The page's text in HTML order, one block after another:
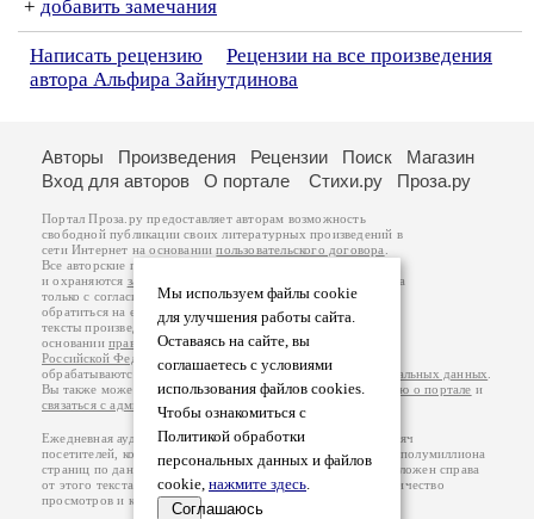
+ добавить замечания
Написать рецензию
Рецензии на все произведения
автора Альфира Зайнутдинова
Мы используем файлы cookie
для улучшения работы сайта.
Оставаясь на сайте, вы
соглашаетесь с условиями
использования файлов cookies.
Чтобы ознакомиться с
Политикой обработки
персональных данных и файлов
cookie, нажмите здесь.
Соглашаюсь
Авторы Произведения Рецензии Поиск
Магазин
Вход для авторов
О портале Стихи.ру Проза.ру
Портал Проза.ру предоставляет авторам возможность
свободной публикации своих литературных произведений в
сети Интернет на основаниипользовательского договора
Все авторские права на произведения принадлежат авторам
и охраняются законом
. Перепечатка произведений возможна
только с согласия его автора, к которому вы можете
обратиться на его авторской странице. Ответственность за
тексты произведений авторы несут самостоятельно на
основанииправил публикацииизаконодательства
Российской Федерации
обрабатываются на основанииПолитики обработки персональных данных
Вы также можете посмотреть более подробнуюинформацию о портале и
связаться с администрацией
Ежедневная аудитория портала Проза.ру – порядка 100 тысяч
посетителей, которые в общей сумме просматривают более полумиллиона
страниц по данным счетчика посещаемости, который расположен справа
от этого текста. В каждой графе указано по две цифры: количество
просмотров и количество посетителей.